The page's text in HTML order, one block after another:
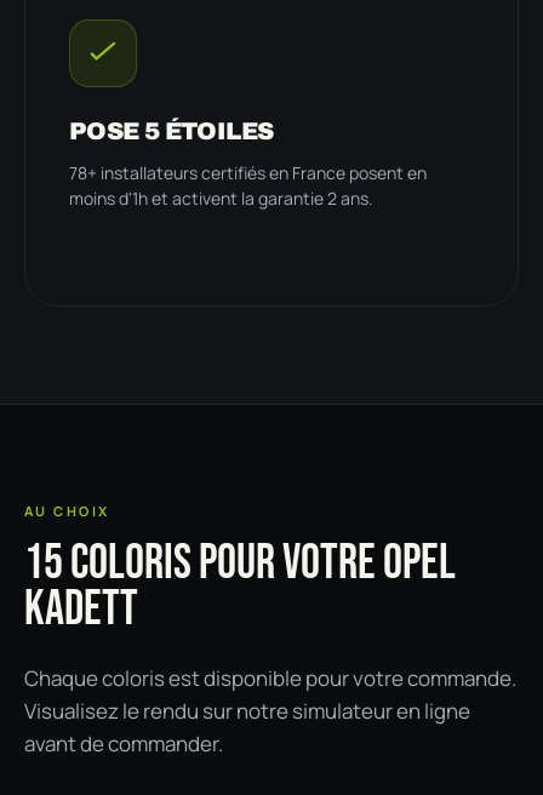
POSE 5 ÉTOILES
78+ installateurs certifiés en France posent en
moins d'1h et activent la garantie 2 ans.
AU CHOIX
15 COLORIS POUR VOTRE OPEL
KADETT
Chaque coloris est disponible pour votre commande.
Visualisez le rendu sur notre simulateur en ligne
avant de commander.